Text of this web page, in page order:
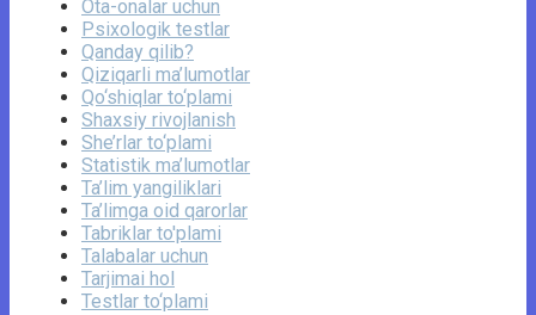
Ota-onalar uchun
Psixologik testlar
Qanday qilib?
Qiziqarli ma’lumotlar
Qo‘shiqlar to‘plami
Shaxsiy rivojlanish
She’rlar to‘plami
Statistik ma’lumotlar
Ta’lim yangiliklari
Ta’limga oid qarorlar
Tabriklar to'plami
Talabalar uchun
Tarjimai hol
Testlar to‘plami